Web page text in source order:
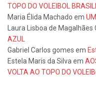
TOPO DO VOLEIBOL
Maria Élida Machado em
Laura Lisboa de Magalhães
AZUL
Gabriel Carlos gomes em
Estela Maris da Silva em
VOLTA AO TOPO DO